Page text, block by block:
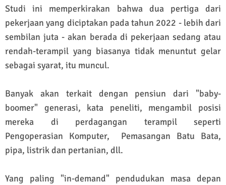
Studi ini memperkirakan bahwa dua pertiga dari
pekerjaan yang diciptakan pada tahun 2022 - lebih dari
sembilan juta - akan berada di pekerjaan sedang atau
rendah-terampil yang biasanya tidak menuntut gelar
sebagai syarat, itu muncul.
Banyak akan terkait dengan pensiun dari "baby-
boomer" generasi, kata peneliti, mengambil posisi
mereka di perdagangan terampil seperti
Pengoperasian Komputer, Pemasangan Batu Bata,
pipa, listrik dan pertanian, dll.
Yang paling "in-demand" pendudukan masa depan